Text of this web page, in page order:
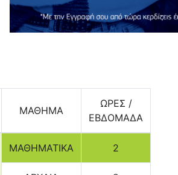
ΜΑΘΗΜΑ
ΩΡΕΣ /
ΕΒΔΟΜΑΔΑ
ΜΑΘΗΜΑΤΙΚΑ 2